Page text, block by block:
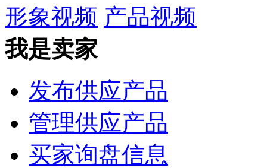
形象视频 产品视频
我是卖家
发布供应产品
管理供应产品
买家询盘信息